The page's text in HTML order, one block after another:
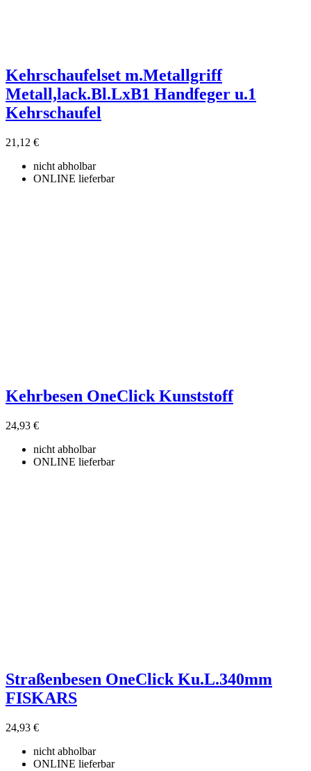
Kehrschaufelset m.Metallgriff
Metall,lack.Bl.LxB1 Handfeger u.1
Kehrschaufel
21,12 €
nicht abholbar
ONLINE lieferbar
Kehrbesen OneClick Kunststoff
24,93 €
nicht abholbar
ONLINE lieferbar
Straßenbesen OneClick Ku.L.340mm
FISKARS
24,93 €
nicht abholbar
ONLINE lieferbar